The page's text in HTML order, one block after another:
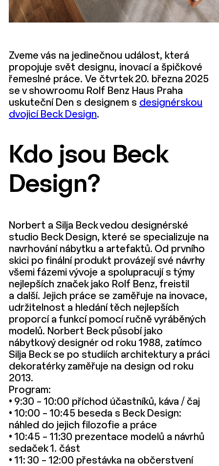
Zveme vás na jedinečnou událost, která
propojuje svět designu, inovací a špičkové
řemeslné práce. Ve čtvrtek 20. března 2025
se v showroomu Rolf Benz Haus Praha
uskuteční Den s designem s designérskou
dvojicí Beck Design.
Kdo jsou Beck
Design?
Norbert a Silja Beck vedou designérské
studio Beck Design, které se specializuje na
navrhování nábytku a artefaktů. Od prvního
skici po finální produkt provázejí své návrhy
všemi fázemi vývoje a spolupracují s týmy
nejlepších značek jako Rolf Benz, freistil
a další. Jejich práce se zaměřuje na inovace,
udržitelnost a hledání těch nejlepších
proporcí a funkcí pomocí ručně vyráběných
modelů. Norbert Beck působí jako
nábytkový designér od roku 1988, zatímco
Silja Beck se po studiích architektury a práci
dekoratérky zaměřuje na design od roku
2013.
Program:
• 9:30 – 10:00 příchod účastníků, káva / čaj
• 10:00 – 10:45 beseda s Beck Design:
náhled do jejich filozofie a práce
• 10:45 – 11:30 prezentace modelů a návrhů
sedaček 1. část
• 11: 30 – 12:00 přestávka na občerstvení